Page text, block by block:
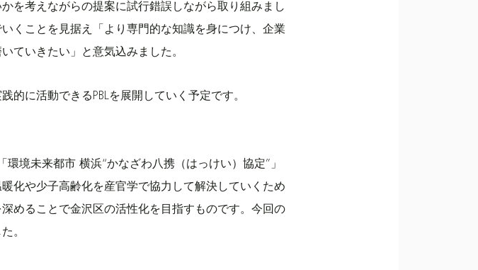
を考えながらの提案に試行錯誤しながら取り組みまし
くことを見据え「より専門的な知識を身につけ、企業
ていきたい」と意気込みました。
に活動できるPBLを展開していく予定です。
境未来都市 横浜“かなざわ八携（はっけい）協定”」
化や少子高齢化を産官学で協力して解決していくため
めることで金沢区の活性化を目指すものです。今回の
。